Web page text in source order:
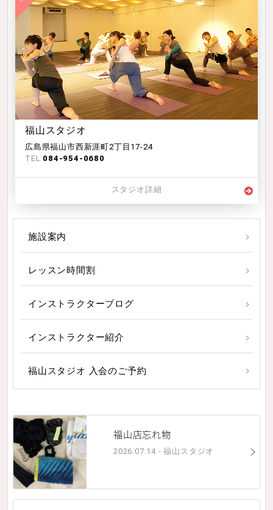
福山スタジオ
広島県福山市西新涯町2丁目17-24
TEL: 084-954-0680
スタジオ詳細
施設案内
レッスン時間割
インストラクターブログ
インストラクター紹介
福山スタジオ 入会のご予約
福山店忘れ物
2026.07.14 - 福山スタジオ